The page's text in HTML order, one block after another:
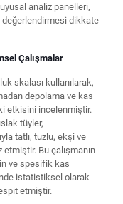
analiz panelleri,
değerlendirmesi dikkate
Çalışmalar
skalası kullanılarak,
depolama ve kas
etkisini incelenmiştir.
tüyler,
tatlı, tuzlu, ekşi ve
etmiştir. Bu çalışmanın
ve spesifik kas
istatistiksel olarak
etmiştir.